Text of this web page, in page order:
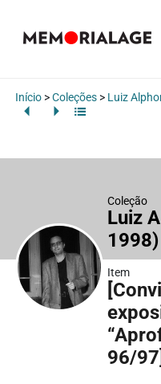
Início>Coleções> Luiz
Coleção
Luiz
1998)
Item
96/97]